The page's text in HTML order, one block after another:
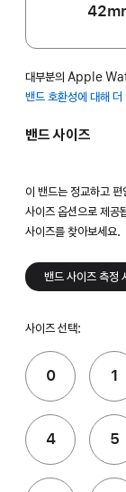
대부분의 Apple
밴드 호환성에 대해 더
밴드 사이즈
이 밴드는 정교하고
사이즈 옵션으로 제공
사이즈를 찾아보세요.
밴드 사이즈 측정
사이즈 선택:
0 1
4 5